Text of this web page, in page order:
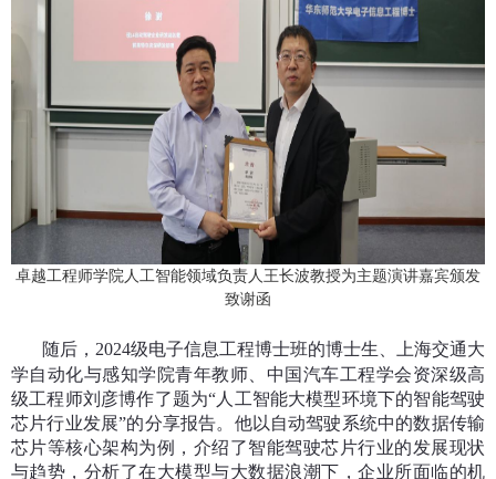
卓越工程师学院人工智能领域负责人王长波教授为主题演讲嘉宾颁发
致谢函
随后， 2024级电子信息工程博士班的博士生、上海交通大
学自动化与感知学院青年教师、中国汽车工程学会资深级高
级工程师刘彦博作了题为“人工智能大模型环境下的智能驾驶
芯片行业发展”的分享报告。他以自动驾驶系统中的数据传输
芯片等核心架构为例，介绍了智能驾驶芯片行业的发展现状
与趋势，分析了在大模型与大数据浪潮下，企业所面临的机